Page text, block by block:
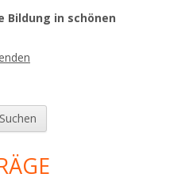
Bildung in schönen